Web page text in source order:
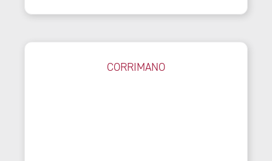
CORRIMANO